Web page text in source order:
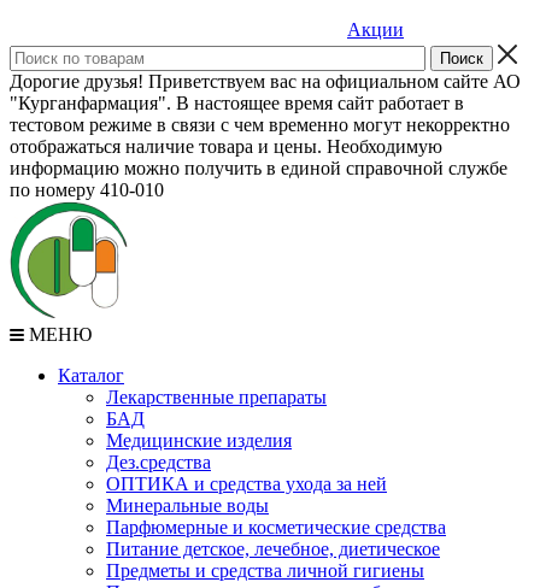
Акции
Дорогие друзья! Приветствуем вас на официальном сайте АО
"Курганфармация". В настоящее время сайт работает в
тестовом режиме в связи с чем временно могут некорректно
отображаться наличие товара и цены. Необходимую
информацию можно получить в единой справочной службе
по номеру 410-010
МЕНЮ
Каталог
Лекарственные препараты
БАД
Медицинские изделия
Дез.средства
ОПТИКА и средства ухода за ней
Минеральные воды
Парфюмерные и косметические средства
Питание детское, лечебное, диетическое
Предметы и средства личной гигиены